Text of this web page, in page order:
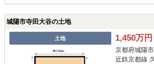
城陽市寺田大谷の土地
土地 1,450万円
京都府城陽
近鉄京都線